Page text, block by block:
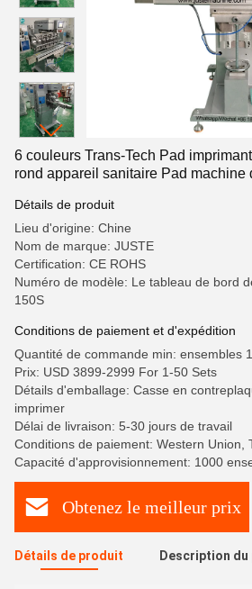
6 couleurs Trans-Tech Pad
rond appareil sanitaire Pad machine
Détails de produit
Lieu d'origine: Chine
Nom de marque: JUSTE
Certification: CE ROHS
Numéro de modèle: Le tableau de bord
150S
Conditions de paiement et d'expédition
Quantité de commande min: ensembles 1
Prix: USD 3899-2999 For 1-50 Sets
Détails d'emballage: Casse en
imprimer
Délai de livraison: 5-30 jours de travail
Conditions de paiement: Western Union,
Capacité d'approvisionnement: 1000
Obtenez le meilleur prix
Détails de produit Description